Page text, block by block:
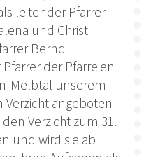
leitender Pfarrer
und Christi
Bernd
der Pfarreien
Melbtal unserem
Verzicht angeboten
Verzicht zum 31.
und wird sie ab